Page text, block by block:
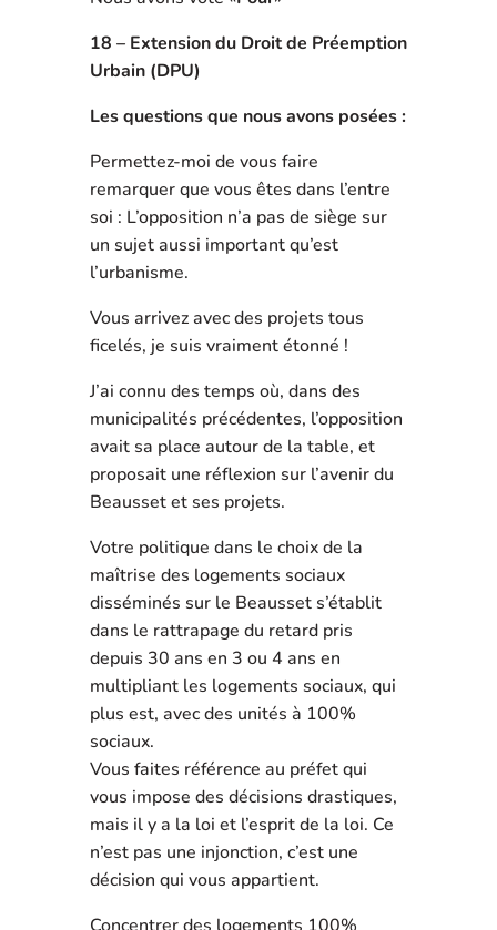
18 – Extension du Droit de Préemption
Urbain (DPU)
Les questions que nous avons posées :
Permettez-moi de vous faire
remarquer que vous êtes dans l’entre
soi : L’opposition n’a pas de siège sur
un sujet aussi important qu’est
l’urbanisme.
Vous arrivez avec des projets tous
ficelés, je suis vraiment étonné !
J’ai connu des temps où, dans des
municipalités précédentes, l’opposition
avait sa place autour de la table, et
proposait une réflexion sur l’avenir du
Beausset et ses projets.
Votre politique dans le choix de la
maîtrise des logements sociaux
disséminés sur le Beausset s’établit
dans le rattrapage du retard pris
depuis 30 ans en 3 ou 4 ans en
multipliant les logements sociaux, qui
plus est, avec des unités à 100%
sociaux.
Vous faites référence au préfet qui
vous impose des décisions drastiques,
mais il y a la loi et l’esprit de la loi. Ce
n’est pas une injonction, c’est une
décision qui vous appartient.